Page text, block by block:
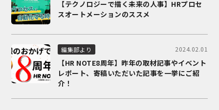
【テクノロジーで描く未来の人事】HRプロセ
スオートメーションのススメ
編集部より 2024.02.01
【HR NOTE8周年】昨年の取材記事やイベント
レポート、寄稿いただいた記事を一挙にご紹
介！